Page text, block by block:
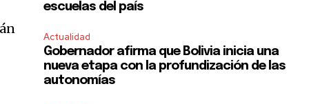
escuelas del país
Actualidad
Gobernador afirma que Bolivia inicia una
nueva etapa con la profundización de las
autonomías